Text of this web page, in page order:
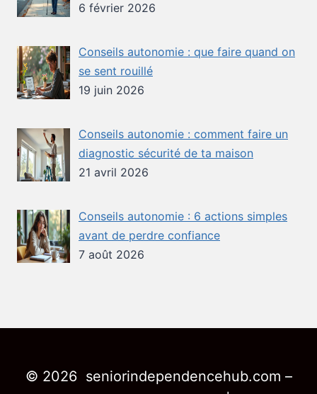
6 février 2026
Conseils autonomie : que faire quand on
se sent rouillé
19 juin 2026
Conseils autonomie : comment faire un
diagnostic sécurité de ta maison
21 avril 2026
Conseils autonomie : 6 actions simples
avant de perdre confiance
7 août 2026
© 2026 seniorindependencehub.com –